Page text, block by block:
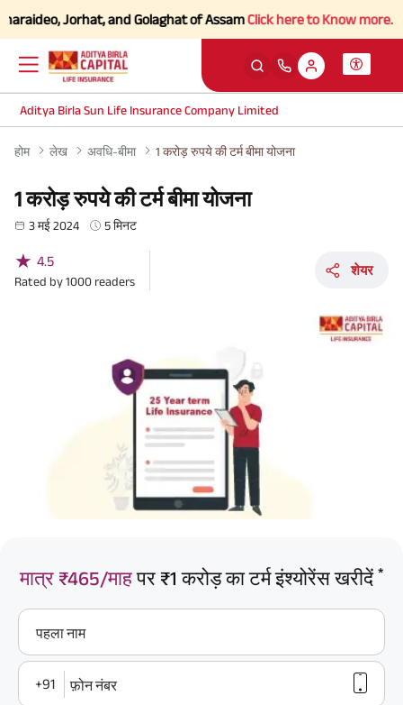
Jorhat, and Golaghat of AssamClick here to Know more.
Aditya Birla Sun Life Insurance Company Limited
होम लेख अवधि-बीमा 1 करोड़ रुपये की टर्म बीमा योजना
1 करोड़ रुपये की टर्म बीमा योजना
3 मई 2024 5 मिनट
★ 4.5
Rated by1000 readers
शेयर
मात्र ₹465/माहपर ₹1 करोड़ का टर्म इंश्योरेंस खरीदें *
पहला नाम
+91 फ़ोन नंबर